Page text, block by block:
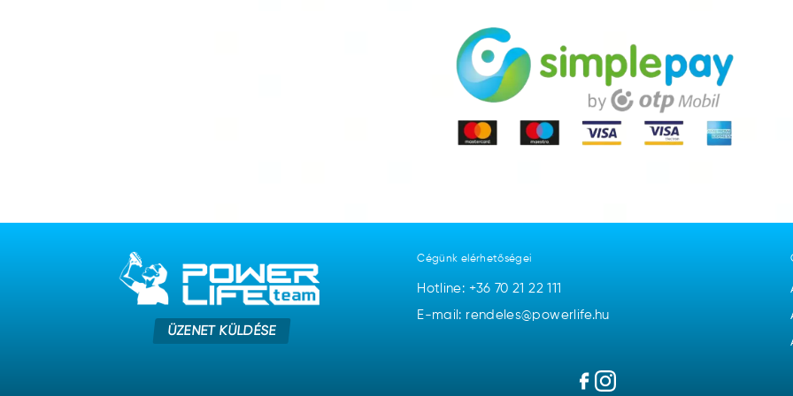
ÜZENET KÜLDÉSE
Cégünk elérhetőségei
Hotline: +36 70 21 22 111
E-mail: rendeles@powerlife.hu